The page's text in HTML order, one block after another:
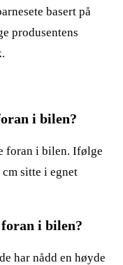
basert på
produsentens
i bilen?
foran i bilen. Ifølge
sitte i egnet
i bilen?
har nådd en høyde